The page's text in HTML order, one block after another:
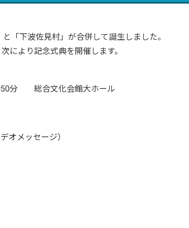
「下波佐見村」が合併して誕生しました。
により記念式典を開催します。
分 総合文化会館大ホール
オメッセージ）